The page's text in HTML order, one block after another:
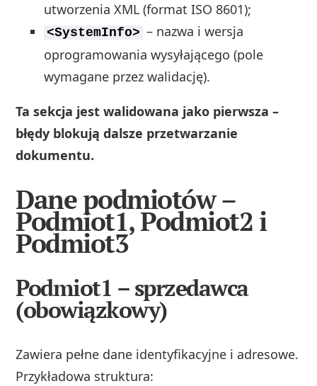
utworzenia XML (format ISO 8601);
<SystemInfo> – nazwa i wersja
oprogramowania wysyłającego (pole
wymagane przez walidację).
Ta sekcja jest walidowana jako pierwsza –
błędy blokują dalsze przetwarzanie
dokumentu.
Dane podmiotów –
Podmiot1, Podmiot2 i
Podmiot3
Podmiot1 – sprzedawca
(obowiązkowy)
Zawiera pełne dane identyfikacyjne i adresowe.
Przykładowa struktura: